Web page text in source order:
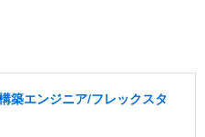
築エンジニア/フレックスタ